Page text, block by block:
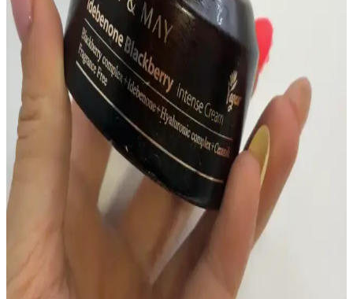
Eqqualberry ve S Nature tonikler, karma ve kuru ciltlere yönelik
farklı nemlendirme ve eksfoliasyon özellikleri sunar. Kullanıcı
yorumları ve içerik analizleri, her iki ürünün avantajlarını ve dikkat
edilmesi gereken noktaları ortaya koyuyor.
Gözenek Görünümünü Azaltmak İçin Asya Güzellik
Ürünleri ve Bakım Yöntemleri
Gözeneklerin görünümünü azaltmak için yağ kontrolü, nazik
temizleyiciler ve nemlendirme önemlidir. Retinoidler, BHA ve kil
maskeleri gibi Asya güzellik ürünleri düzenli kullanımda etkili
sonuçlar sunar.
Gözenek Görünümünü Azaltmak İçin Etkili Ürünler
ve Bakım Yöntemleri
Gözenek görünümünü azaltmak için nem dengesi, kimyasal
eksfoliasyon ve uygun temizleyicilerle etkili bakım yöntemleri
sunulmaktadır. Doğru ürün seçimi ve düzenli uygulama önemlidir.